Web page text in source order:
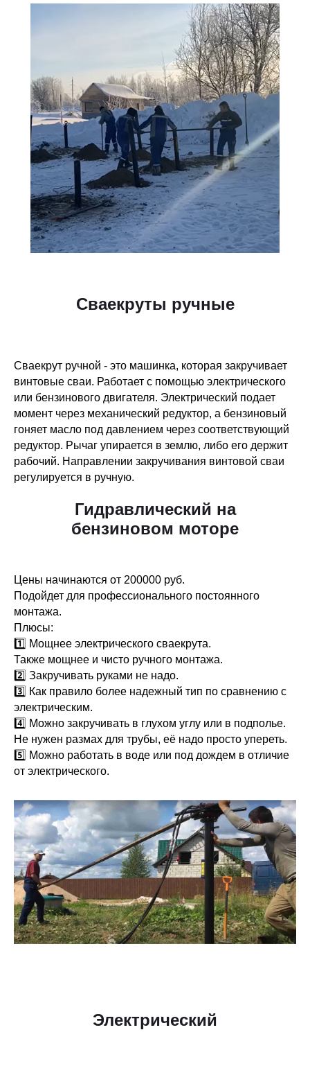
Сваекруты ручные
Сваекрут ручной - это машинка, которая закручивает
винтовые сваи. Работает с помощью электрического
или бензинового двигателя. Электрический подает
момент через механический редуктор, а бензиновый
гоняет масло под давлением через соответствующий
редуктор. Рычаг упирается в землю, либо его держит
рабочий. Направлении закручивания винтовой сваи
регулируется в ручную.
Гидравлический на
бензиновом моторе
Цены начинаются от 200000 руб.
Подойдет для профессионального постоянного
монтажа.
Плюсы:
1️⃣ Мощнее электрического сваекрута.
Также мощнее и чисто ручного монтажа.
2️⃣ Закручивать руками не надо.
3️⃣ Как правило более надежный тип по сравнению с
электрическим.
4️⃣ Можно закручивать в глухом углу или в подполье.
Не нужен размах для трубы, её надо просто упереть.
5️⃣ Можно работать в воде или под дождем в отличие
от электрического.
Электрический